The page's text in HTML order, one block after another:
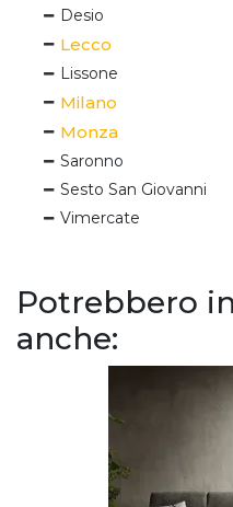
Desio
Lecco
Lissone
Milano
Monza
Saronno
Sesto San Giovanni
Vimercate
Potrebbero
anche: